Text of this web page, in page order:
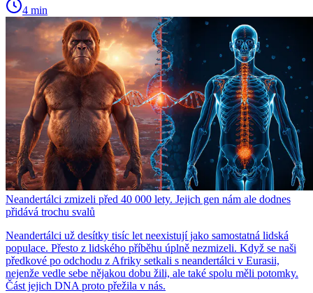
4 min
Neandertálci zmizeli před 40 000 lety. Jejich gen nám ale dodnes
přidává trochu svalů
Neandertálci už desítky tisíc let neexistují jako samostatná lidská
populace. Přesto z lidského příběhu úplně nezmizeli. Když se naši
předkové po odchodu z Afriky setkali s neandertálci v Eurasii,
nejenže vedle sebe nějakou dobu žili, ale také spolu měli potomky.
Část jejich DNA proto přežila v nás.